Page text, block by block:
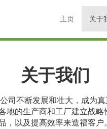
主页 关于
关于我们
不断发展和壮大，成为真
地的生产商和工厂建立战
，以及提高效率来造福客户。